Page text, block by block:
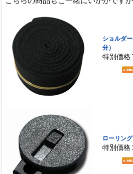
ショルダ
分）
特別価格
ローリン
特別価格